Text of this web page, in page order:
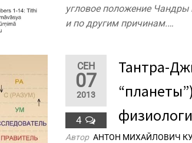
угловое положение Чандры
и по другим причинам.…
СЕН
07
2013
4
Тантра-
Автор АНТОН МИХАЙЛОВИЧ